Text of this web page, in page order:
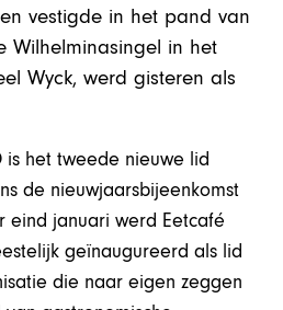
vestigde in het pand van
Wilhelminasingel in het
Wyck, werd gisteren als
is het tweede nieuwe lid
de nieuwjaarsbijeenkomst
eind januari werd Eetcafé
geïnaugureerd als lid
die naar eigen zeggen